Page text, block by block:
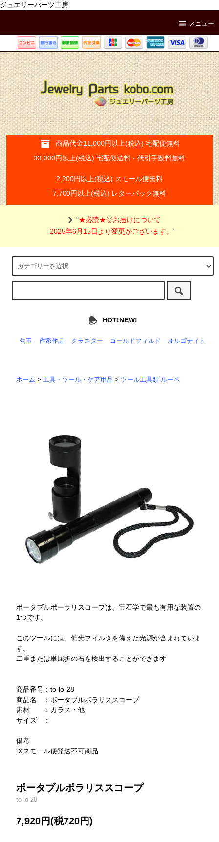
ジュエリーパーツ工房
メニュー
商品代金11,000円以上(税込) 宅配便無料
33,000円以上(税込) 宅配便送料・代引手数料無料
2,200円以上(税込) スモール便無料
7,700円以上(税込) レターパック無料
"★必読★◎お届けについて
2025年6月15日より変更がございます。"
HOT!NEW!
勾玉 作家作品 クラスター ゴールドフィルド オルゴナイト
ホーム >工具・ツール・ケア用品 > ツール工具類-ルーペ
ポータブルポーラリスコープは、宝石学で最も有用な装置の
1つです。
このツールには、偏光フィルタを備えた光源が含まれていま
す。
二重または単屈折の石を検出することができます
商品番号：to-lo-28
商品名 ：ポータブルポラリススコープ
素材 ：ガラス・他
サイズ ：
備考
※スモール便発送不可商品
ポータブルポラリススコープ
to-lo-28
7,920円(税720円)